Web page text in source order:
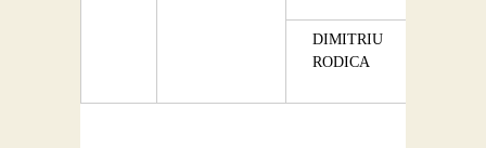
DIMITRIU
RODICA